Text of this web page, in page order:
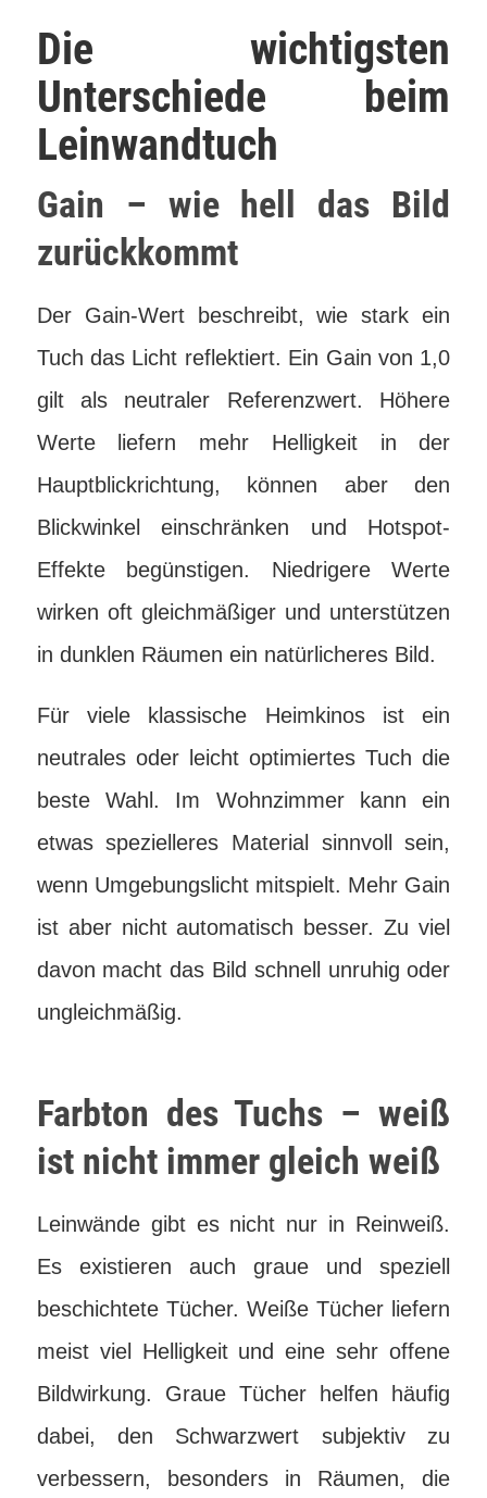
Die wichtigsten
Unterschiede beim
Leinwandtuch
Gain – wie hell das Bild
zurückkommt
Der Gain-Wert beschreibt, wie stark ein
Tuch das Licht reflektiert. Ein Gain von 1,0
gilt als neutraler Referenzwert. Höhere
Werte liefern mehr Helligkeit in der
Hauptblickrichtung, können aber den
Blickwinkel einschränken und Hotspot-
Effekte begünstigen. Niedrigere Werte
wirken oft gleichmäßiger und unterstützen
in dunklen Räumen ein natürlicheres Bild.
Für viele klassische Heimkinos ist ein
neutrales oder leicht optimiertes Tuch die
beste Wahl. Im Wohnzimmer kann ein
etwas spezielleres Material sinnvoll sein,
wenn Umgebungslicht mitspielt. Mehr Gain
ist aber nicht automatisch besser. Zu viel
davon macht das Bild schnell unruhig oder
ungleichmäßig.
Farbton des Tuchs – weiß
ist nicht immer gleich weiß
Leinwände gibt es nicht nur in Reinweiß.
Es existieren auch graue und speziell
beschichtete Tücher. Weiße Tücher liefern
meist viel Helligkeit und eine sehr offene
Bildwirkung. Graue Tücher helfen häufig
dabei, den Schwarzwert subjektiv zu
verbessern, besonders in Räumen, die